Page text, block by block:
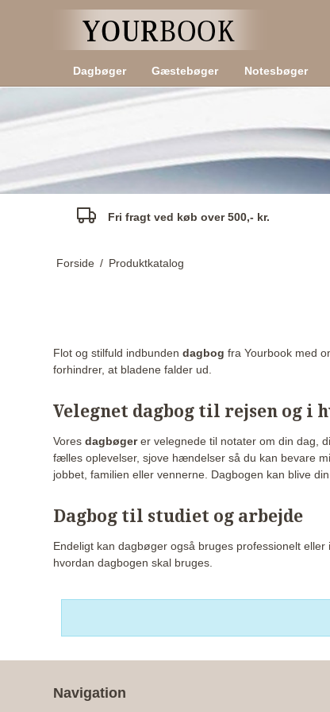
Dagbøger Gæstebøger Notesbøger
Fri fragt ved køb over 500,- kr.
Forside / Produktkatalog
Flot og stilfuld indbundendagbogfra Yourbook med
forhindrer, at bladene falder ud.
Velegnet dagbog til rejsen og i
Voresdagbøgerer velegnede til notater om din dag,
fælles oplevelser, sjove hændelser så du kan bevare
jobbet, familien eller vennerne. Dagbogen kan blive
Dagbog til studiet og arbejde
Endeligt kan dagbøger også bruges professionelt
hvordan dagbogen skal bruges.
Navigation